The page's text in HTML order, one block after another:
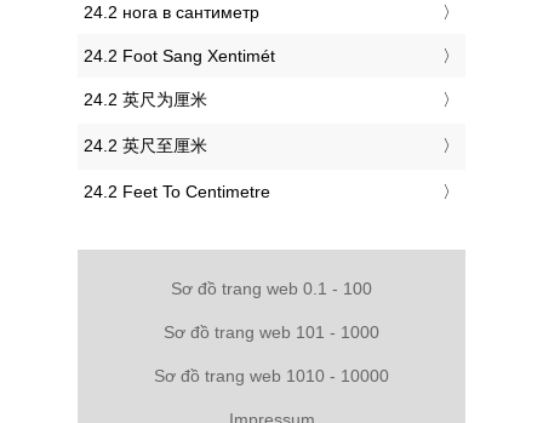
‎24.2 нога в сантиметр
‎24.2 Foot Sang Xentimét
‎24.2 英尺为厘米
‎24.2 英尺至厘米
‎24.2 Feet To Centimetre
Sơ đồ trang web 0.1 - 100
Sơ đồ trang web 101 - 1000
Sơ đồ trang web 1010 - 10000